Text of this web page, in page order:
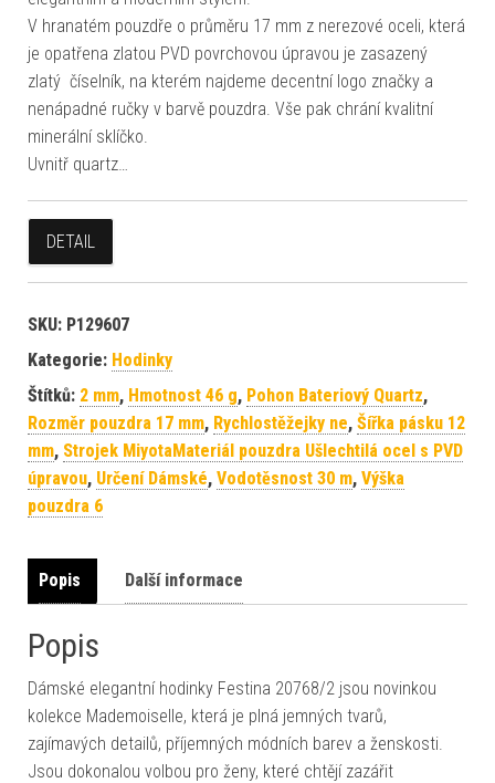
V hranatém pouzdře o průměru 17 mm z nerezové oceli, která
je opatřena zlatou PVD povrchovou úpravou je zasazený
zlatý číselník, na kterém najdeme decentní logo značky a
nenápadné ručky v barvě pouzdra. Vše pak chrání kvalitní
minerální sklíčko.
Uvnitř quartz…
DETAIL
SKU: P129607
Kategorie: Hodinky
Štítků: 2 mm, Hmotnost 46 g, Pohon Bateriový Quartz,
Rozměr pouzdra 17 mm, Rychlostěžejky ne, Šířka pásku 12
mm, Strojek MiyotaMateriál pouzdra Ušlechtilá ocel s PVD
úpravou, Určení Dámské, Vodotěsnost 30 m, Výška
pouzdra 6
Popis Další informace
Popis
Dámské elegantní hodinky Festina 20768/2 jsou novinkou
kolekce Mademoiselle, která je plná jemných tvarů,
zajímavých detailů, příjemných módních barev a ženskosti.
Jsou dokonalou volbou pro ženy, které chtějí zazářit